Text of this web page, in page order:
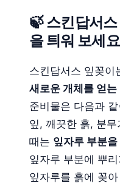
🍃 스킨답서
을 틔워 보세
스킨답서스 잎꽂이
새로운 개체를 얻는
준비물은 다음과
잎, 깨끗한 흙, 분
때는 잎자루 부분
잎자루 부분에 뿌
잎자루를 흙에 꽂